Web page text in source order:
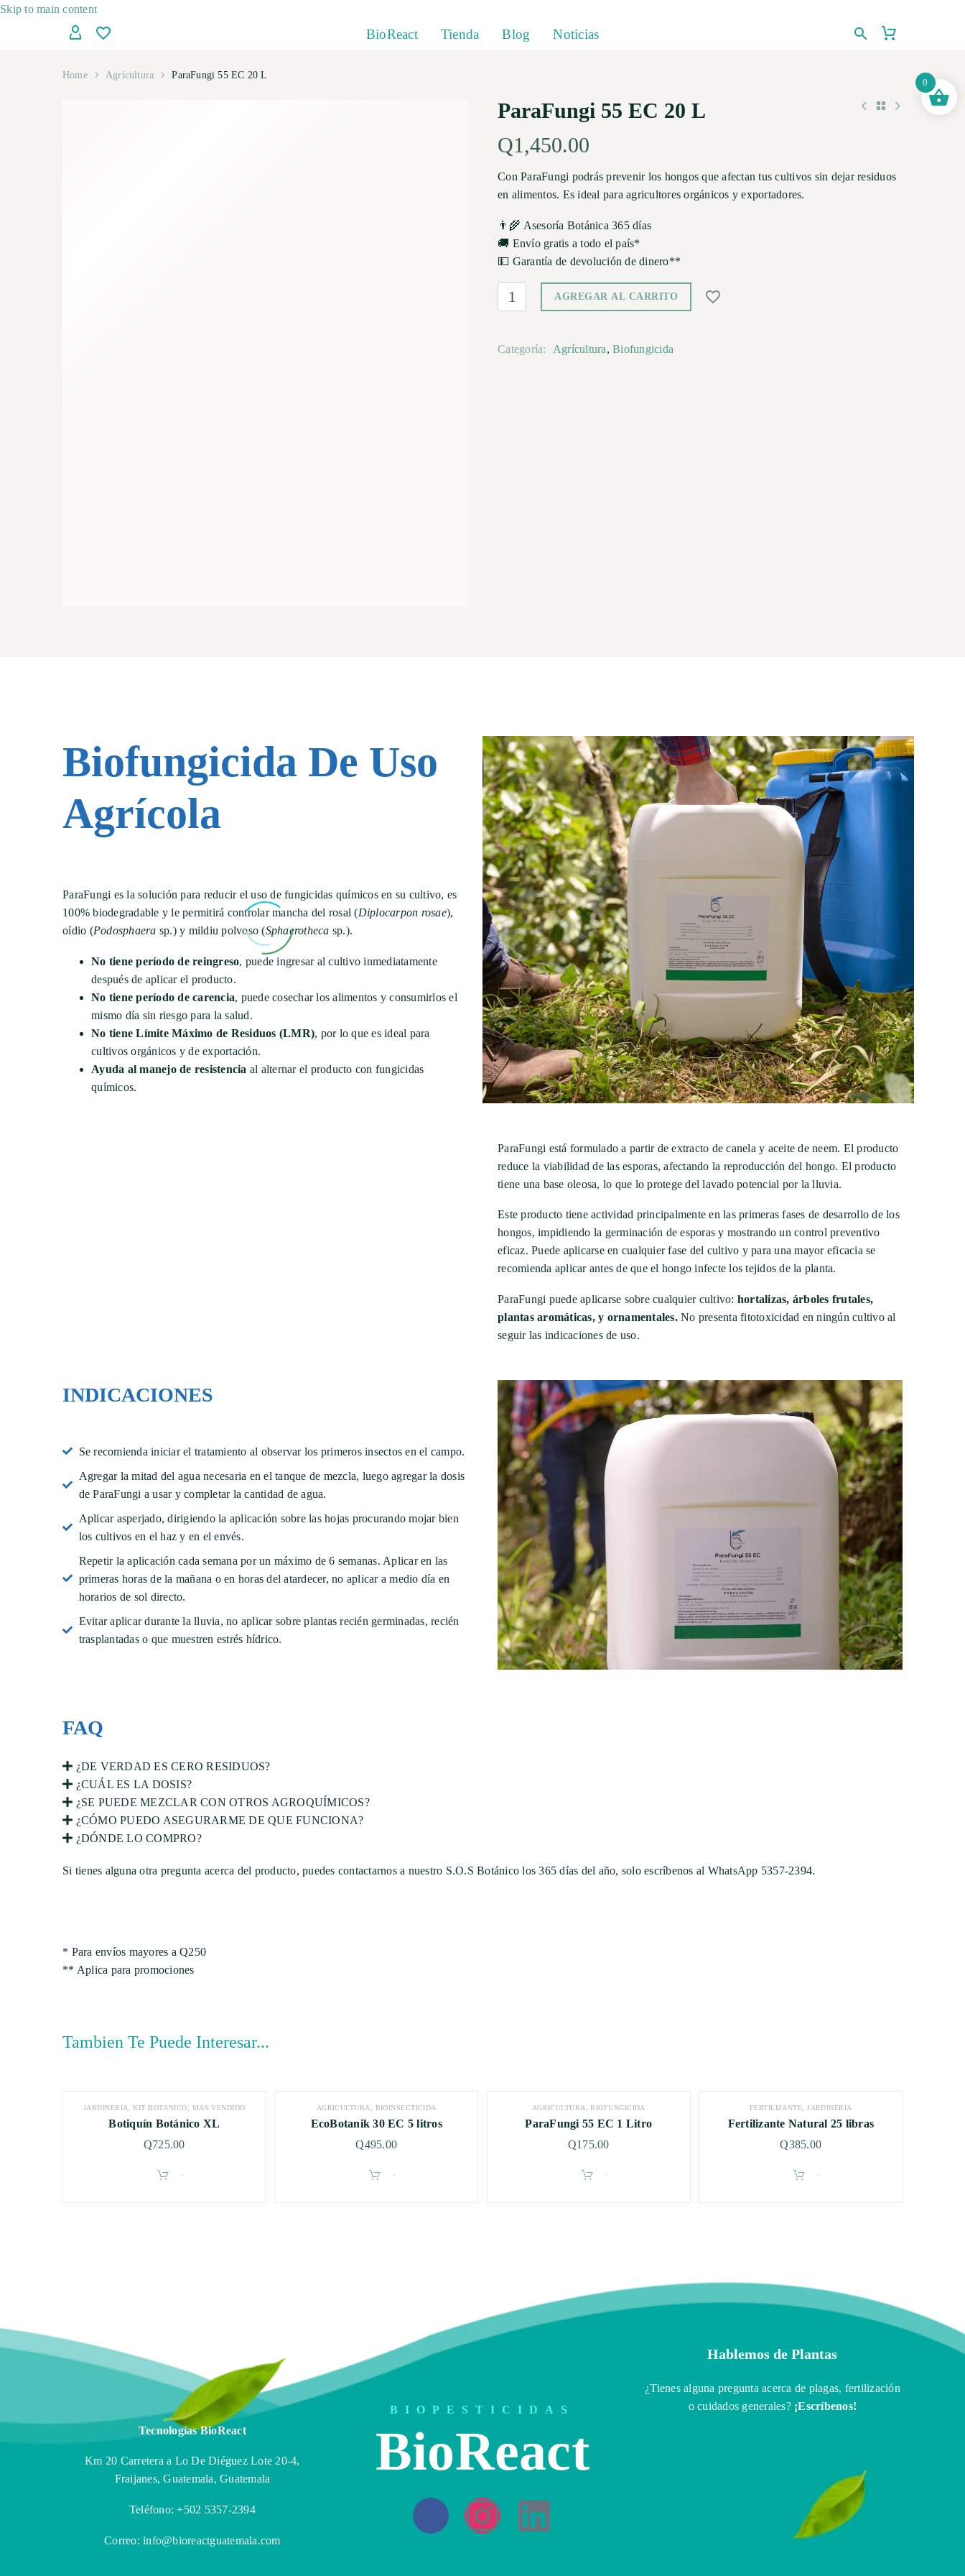
Skip to main content
BioReact Tienda Blog Noticias
Home Agrícultura ParaFungi 55 EC 20 L
ParaFungi 55 EC 20 L
Q1,450.00
Con ParaFungi podrás prevenir los hongos que afectan tus cultivos sin dejar residuos
en alimentos. Es ideal para agricultores orgánicos y exportadores.
👨‍🌾 Asesoría Botánica 365 días
🚚 Envío gratis a todo el país*
💵 Garantía de devolución de dinero**
AGREGAR AL CARRITO
Categoría: Agrícultura, Biofungicida
Biofungicida De Uso
Agrícola
ParaFungi es la solución para reducir el uso de fungicidas químicos en su cultivo, es
100% biodegradable y le permitirá controlar mancha del rosal (Diplocarpon rosae),
oídio (Podosphaera sp.) y mildiu polvoso (Sphaerotheca sp.).
No tiene período de reingreso, puede ingresar al cultivo inmediatamente
después de aplicar el producto.
No tiene período de carencia, puede cosechar los alimentos y consumirlos el
mismo día sin riesgo para la salud.
No tiene Límite Máximo de Residuos (LMR), por lo que es ideal para
cultivos orgánicos y de exportación.
Ayuda al manejo de resistencia al alternar el producto con fungicidas
químicos.
ParaFungi está formulado a partir de extracto de canela y aceite de neem. El producto
reduce la viabilidad de las esporas, afectando la reproducción del hongo. El producto
tiene una base oleosa, lo que lo protege del lavado potencial por la lluvia.
Este producto tiene actividad principalmente en las primeras fases de desarrollo de los
hongos, impidiendo la germinación de esporas y mostrando un control preventivo
eficaz. Puede aplicarse en cualquier fase del cultivo y para una mayor eficacia se
recomienda aplicar antes de que el hongo infecte los tejidos de la planta.
ParaFungi puede aplicarse sobre cualquier cultivo: hortalizas, árboles frutales,
plantas aromáticas, y ornamentales.No presenta fitotoxicidad en ningún cultivo al
seguir las indicaciones de uso.
INDICACIONES
Se recomienda iniciar el tratamiento al observar los primeros insectos en el campo.
Agregar la mitad del agua necesaria en el tanque de mezcla, luego agregar la dosis
de ParaFungi a usar y completar la cantidad de agua.
Aplicar asperjado, dirigiendo la aplicación sobre las hojas procurando mojar bien
los cultivos en el haz y en el envés.
Repetir la aplicación cada semana por un máximo de 6 semanas. Aplicar en las
primeras horas de la mañana o en horas del atardecer, no aplicar a medio día en
horarios de sol directo.
Evitar aplicar durante la lluvia, no aplicar sobre plantas recién germinadas, recién
trasplantadas o que muestren estrés hídrico.
FAQ
¿DE VERDAD ES CERO RESIDUOS?
¿CUÁL ES LA DOSIS?
¿SE PUEDE MEZCLAR CON OTROS AGROQUÍMICOS?
¿CÓMO PUEDO ASEGURARME DE QUE FUNCIONA?
¿DÓNDE LO COMPRO?
Si tienes alguna otra pregunta acerca del producto, puedes contactarnos a nuestro S.O.S Botánico los 365 días del año, solo escríbenos al WhatsApp 5357-2394.
* Para envíos mayores a Q250
** Aplica para promociones
Tambien Te Puede Interesar...
JARDINERÍA ,KIT BOTÁNICO MÁS VENDIDO
Botiquín Botánico XL
Q725.00
AGRÍCULTURA BIOINSECTICIDA
EcoBotanik 30 EC 5 litros
Q495.00
AGRÍCULTURA ,BIOFUNGICIDA
ParaFungi 55 EC 1 Litro
Q175.00
FERTILIZANTE ,JARDINERÍA
Fertilizante Natural 25 libras
Q385.00
Tecnologías BioReact
Km 20 Carretera a Lo De Diéguez Lote 20-4,
Fraijanes, Guatemala, Guatemala
Teléfono: +502 5357-2394
Correo: info@bioreactguatemala.com
BIOPESTICIDAS
BioReact
Hablemos de Plantas
¿Tienes alguna pregunta acerca de plagas, fertilización
o cuidados generales? ¡Escríbenos!
0